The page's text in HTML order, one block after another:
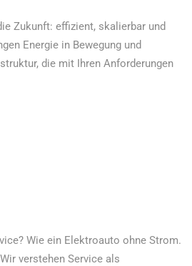
Zukunft: effizient, skalierbar und
Energie in Bewegung und
die mit Ihren Anforderungen
Wie ein Elektroauto ohne Strom.
verstehen Service als